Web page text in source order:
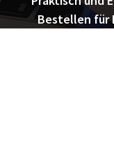
Bestellen für